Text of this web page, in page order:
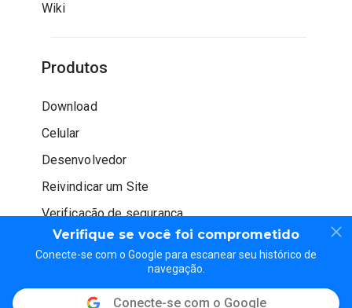
Verifique se você foi comprometido
Conecte-se com o Google para escanear seu histórico de
navegação.
Conecte-se com o Google
Wiki
Produtos
Download
Celular
Desenvolvedor
Reivindicar um Site
Verificação de segurança